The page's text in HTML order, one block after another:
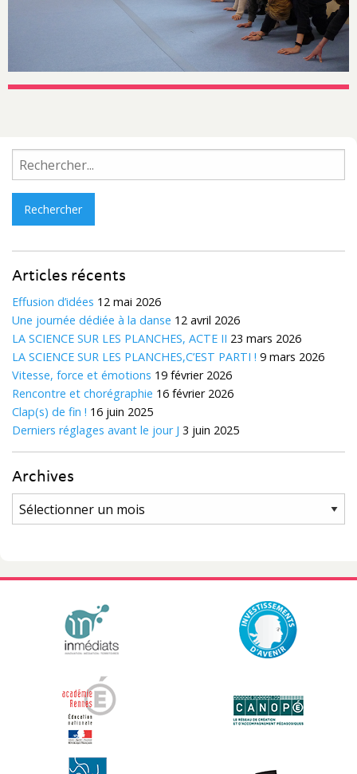
Rechercher :
Articles récents
Effusion d’idées 12 mai 2026
Une journée dédiée à la danse 12 avril 2026
LA SCIENCE SUR LES PLANCHES, ACTE II 23 mars 2026
LA SCIENCE SUR LES PLANCHES,C’EST PARTI ! 9 mars 2026
Vitesse, force et émotions 19 février 2026
Rencontre et chorégraphie 16 février 2026
Clap(s) de fin ! 16 juin 2025
Derniers réglages avant le jour J 3 juin 2025
Archives
Archives